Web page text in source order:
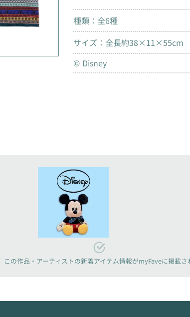
種類：全6種
サイズ：全長約38×11×55cm
© Disney
この作品・アーティストの新着アイテム情報がmyFaveに掲載さ